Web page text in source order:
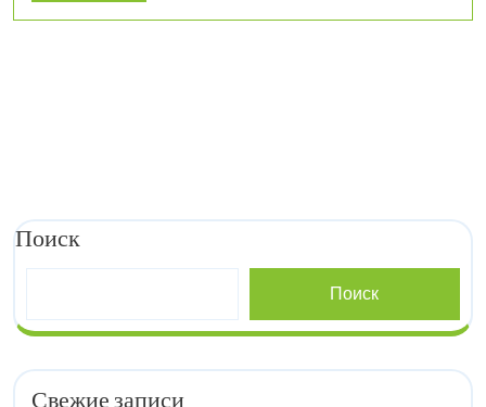
More
Поиск
Поиск
Свежие записи